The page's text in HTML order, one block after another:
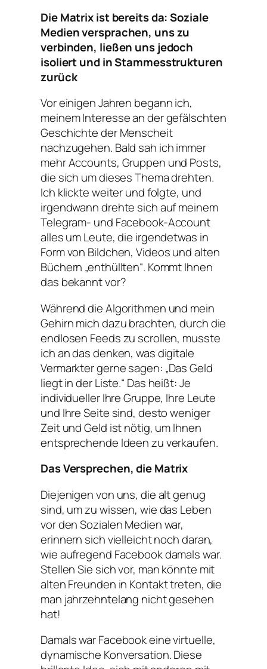
Die Matrix ist bereits da: Soziale
Medien versprachen, uns zu
verbinden, ließen uns jedoch
isoliert und in Stammesstrukturen
zurück
Vor einigen Jahren begann ich,
meinem Interesse an der gefälschten
Geschichte der Menscheit
nachzugehen. Bald sah ich immer
mehr Accounts, Gruppen und Posts,
die sich um dieses Thema drehten.
Ich klickte weiter und folgte, und
irgendwann drehte sich auf meinem
Telegram- und Facebook-Account
alles um Leute, die irgendetwas in
Form von Bildchen, Videos und alten
Büchern „enthüllten“. Kommt Ihnen
das bekannt vor?
Während die Algorithmen und mein
Gehirn mich dazu brachten, durch die
endlosen Feeds zu scrollen, musste
ich an das denken, was digitale
Vermarkter gerne sagen: „Das Geld
liegt in der Liste.“ Das heißt: Je
individueller Ihre Gruppe, Ihre Leute
und Ihre Seite sind, desto weniger
Zeit und Geld ist nötig, um Ihnen
entsprechende Ideen zu verkaufen.
Das Versprechen, die Matrix
Diejenigen von uns, die alt genug
sind, um zu wissen, wie das Leben
vor den Sozialen Medien war,
erinnern sich vielleicht noch daran,
wie aufregend Facebook damals war.
Stellen Sie sich vor, man könnte mit
alten Freunden in Kontakt treten, die
man jahrzehntelang nicht gesehen
hat!
Damals war Facebook eine virtuelle,
dynamische Konversation. Diese